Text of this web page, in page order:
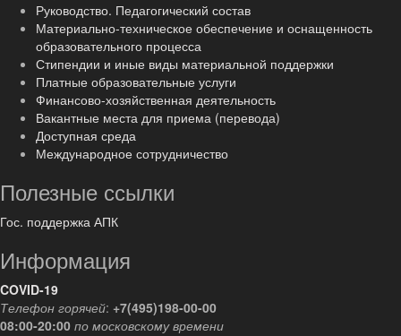
Руководство. Педагогический состав
Материально-техническое обеспечение и оснащенность
образовательного процесса
Стипендии и иные виды материальной поддержки
Платные образовательные услуги
Финансово-хозяйственная деятельность
Вакантные места для приема (перевода)
Доступная среда
Международное сотрудничество
Полезные ссылки
Гос. поддержка АПК
Информация
COVID-19
Телефон горячей: +7(495)198-00-00
08:00-20:00 по московскому времени